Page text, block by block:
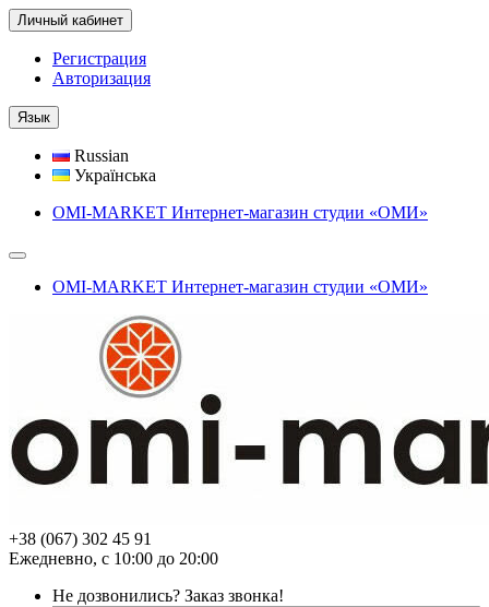
Личный кабинет
Регистрация
Авторизация
Язык
Russian
Українська
OMI-MARKET Интернет-магазин студии «ОМИ»
OMI-MARKET Интернет-магазин студии «ОМИ»
+38 (067) 302 45 91
Ежедневно, с 10:00 до 20:00
Не дозвонились? Заказ звонка!